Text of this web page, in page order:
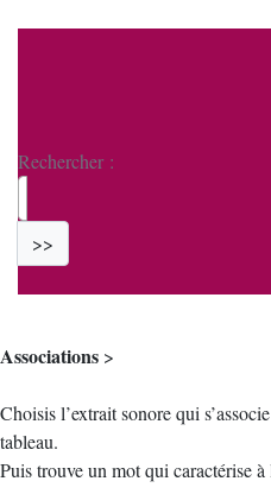
Rechercher :
>>
Associations >
Choisis l’extrait sonore qui
tableau.
Puis trouve un mot qui caractérise